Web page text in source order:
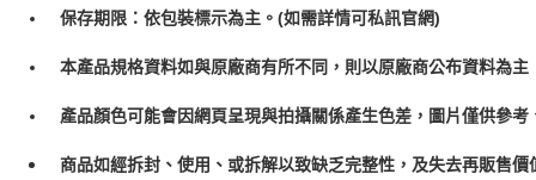
保存期限：依包裝標示為主。(如需詳情可私訊官網)
本產品規格資料如與原廠商有所不同，則以原廠商公布資料為主
產品顏色可能會因網頁呈現與拍攝關係產生色差，圖片僅供參
商品如經拆封、使用、或拆解以致缺乏完整性，及失去再販售